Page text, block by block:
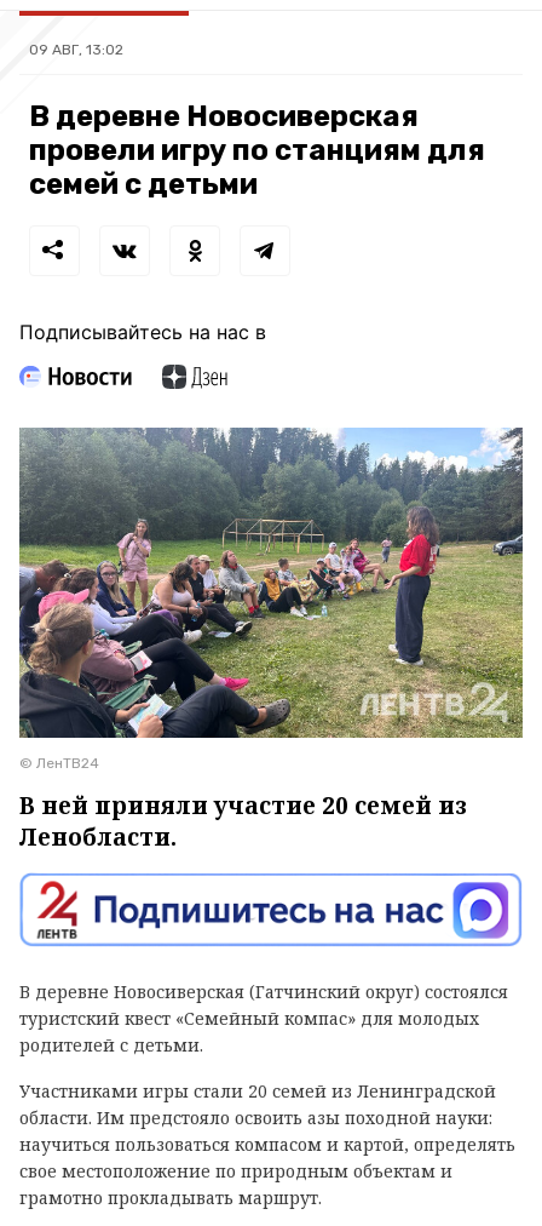
09 АВГ, 13:02
В деревне Новосиверская
провели игру по станциям для
семей с детьми
Подписывайтесь на нас в
© ЛенТВ24
В ней приняли участие 20 семей из
Ленобласти.
В деревне Новосиверская (Гатчинский округ) состоялся
туристский квест «Семейный компас» для молодых
родителей с детьми.
Участниками игры стали 20 семей из Ленинградской
области. Им предстояло освоить азы походной науки:
научиться пользоваться компасом и картой, определять
свое местоположение по природным объектам и
грамотно прокладывать маршрут.